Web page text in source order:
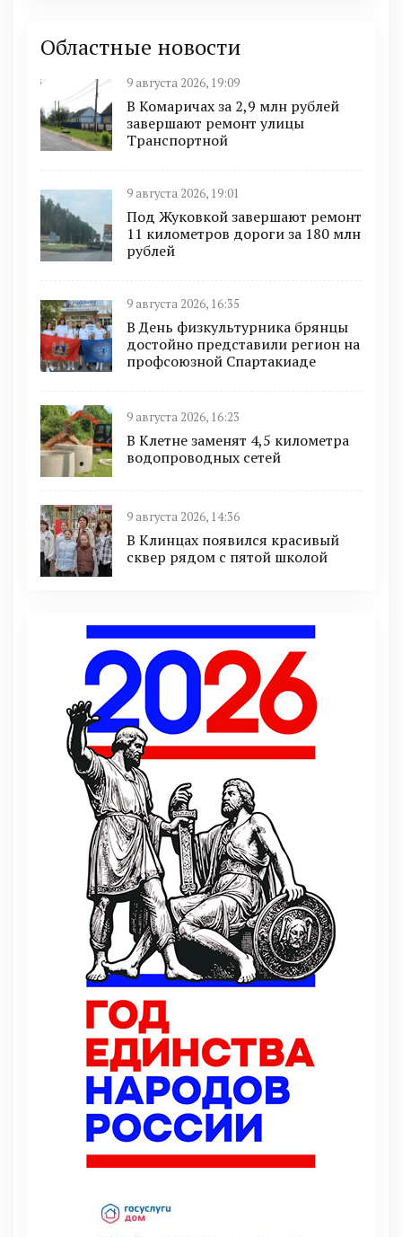
Областные новости
9 августа 2026, 19:09
В Комаричах за 2,9 млн рублей
завершают ремонт улицы
Транспортной
9 августа 2026, 19:01
Под Жуковкой завершают ремонт
11 километров дороги за 180 млн
рублей
9 августа 2026, 16:35
В День физкультурника брянцы
достойно представили регион на
профсоюзной Спартакиаде
9 августа 2026, 16:23
В Клетне заменят 4,5 километра
водопроводных сетей
9 августа 2026, 14:36
В Клинцах появился красивый
сквер рядом с пятой школой